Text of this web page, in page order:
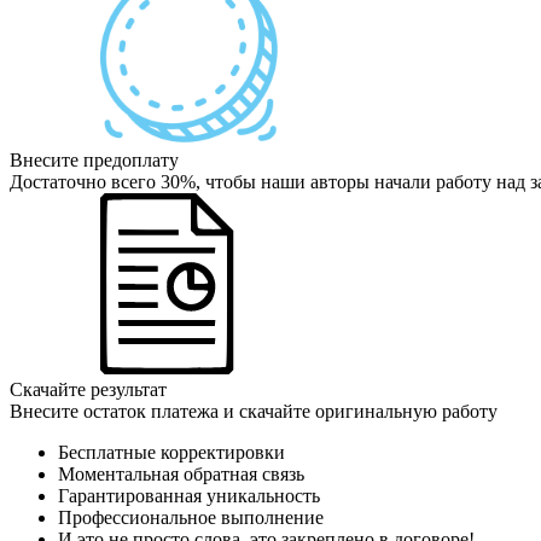
Внесите предоплату
Достаточно всего 30%, чтобы наши авторы начали работу над
Скачайте результат
Внесите остаток платежа и скачайте оригинальную работу
Бесплатные корректировки
Моментальная обратная связь
Гарантированная уникальность
Профессиональное выполнение